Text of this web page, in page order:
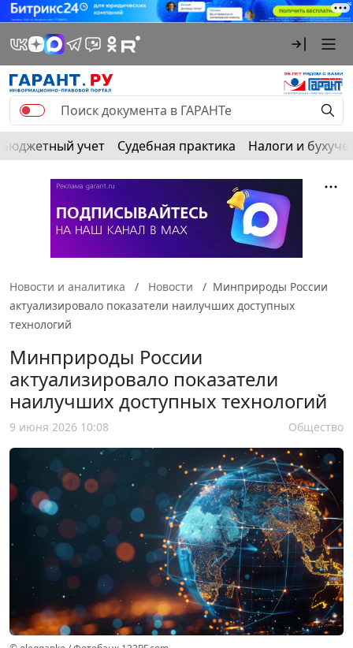
Бюджетный учет Судебная практика Налоги и
Новости и аналитика Новости
Минприроды России
актуализировало показатели наилучших доступных
технологий
Минприроды России
актуализировало показатели
наилучших доступных технологий
9 июня 2026 10:08 Общество